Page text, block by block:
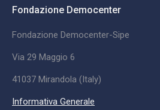
Fondazione Democenter
Fondazione Democenter-Sipe
Via 29 Maggio 6
41037 Mirandola (Italy)
Informativa Generale